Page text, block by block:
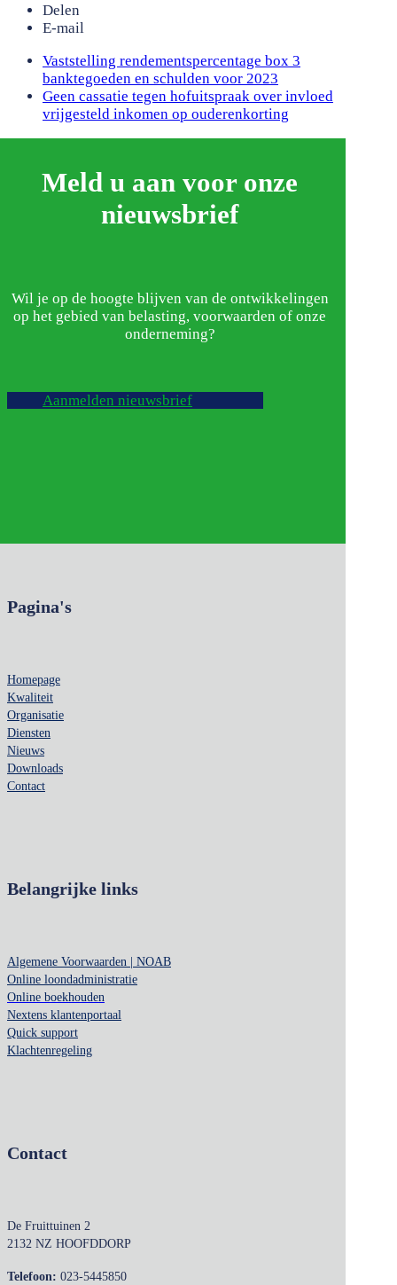
Delen
E-mail
previous
post:
Vaststelling rendementspercentage box 3
banktegoeden en schulden voor 2023
next
post:
Geen cassatie tegen hofuitspraak over invloed
vrijgesteld inkomen op ouderenkorting
Meld u aan voor onze
nieuwsbrief
Wil je op de hoogte blijven van de ontwikkelingen
op het gebied van belasting, voorwaarden of onze
onderneming?
Aanmelden nieuwsbrief
Pagina's
Homepage
Kwaliteit
Organisatie
Diensten
Nieuws
Downloads
Contact
Belangrijke links
Algemene Voorwaarden | NOAB
Online loondadministratie
Online boekhouden
Nextens klantenportaal
Quick support
Klachtenregeling
Contact
De Fruittuinen 2
2132 NZ HOOFDDORP
Telefoon: 023-5445850